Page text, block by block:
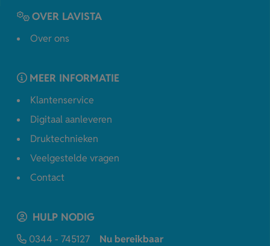
OVER LAVISTA
Over ons
MEER INFORMATIE
Klantenservice
Digitaal aanleveren
Druktechnieken
Veelgestelde vragen
Contact
HULP NODIG
0344 - 745127
Nu bereikbaar